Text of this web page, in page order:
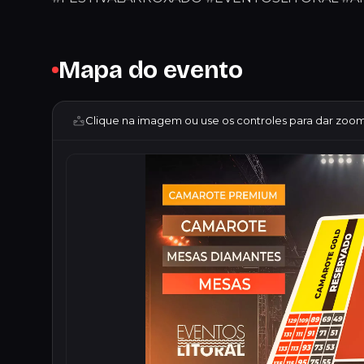
Mapa do evento
Clique na imagem ou use os controles para dar